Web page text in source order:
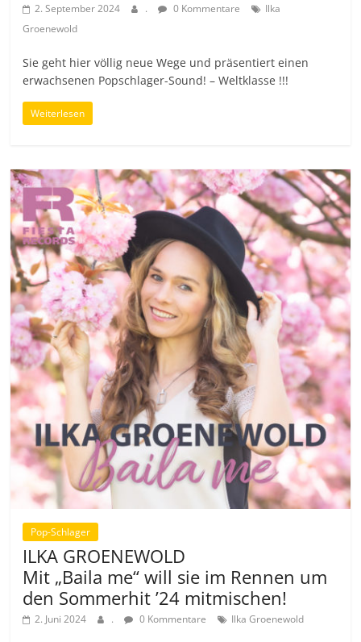
2. September 2024 . 0 Kommentare
Ilka
Groenewold
Sie geht hier völlig neue Wege und präsentiert einen
erwachsenen Popschlager-Sound! – Weltklasse !!!
Weiterlesen
Pop-Schlager
ILKA GROENEWOLD
Mit „Baila me“ will sie im Rennen um
den Sommerhit ’24 mitmischen!
2. Juni 2024 . 0 Kommentare Ilka Groenewold